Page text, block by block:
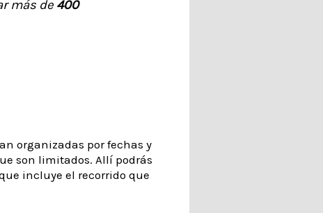
más de 400
organizadas por fechas y
son limitados. Allí podrás
incluye el recorrido que